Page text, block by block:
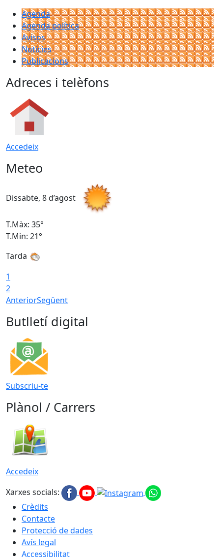
Agenda
Agenda política
Avisos
Notícies
Publicacions
Adreces i telèfons
Accedeix
Meteo
Dissabte, 8 d’agost
T.Màx: 35°
T.Min: 21°
Tarda
1
2
AnteriorSegüent
Butlletí digital
Subscriu-te
Plànol / Carrers
Accedeix
Xarxes socials:
Crèdits
Contacte
Protecció de dades
Avís legal
Accessibilitat